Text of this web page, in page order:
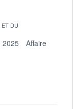
DU
2025
Affaire